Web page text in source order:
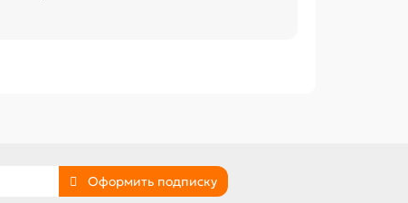
Оформить подписку